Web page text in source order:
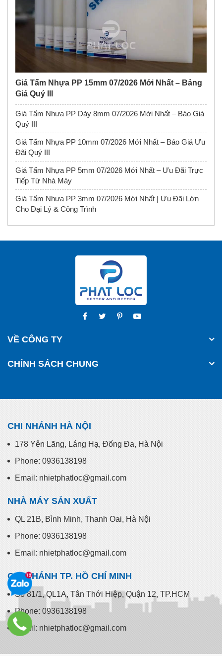
Giá Tấm Nhựa PP 15mm 07/2026 Mới Nhất – Bảng
Giá Quý III
Giá Tấm Nhựa PP Dày 8mm 07/2026 Mới Nhất – Báo Giá
Quý III
Giá Tấm Nhựa PP 10mm 07/2026 Mới Nhất – Báo Giá Ưu
Đãi Quý III
Giá Tấm Nhựa PP 5mm 07/2026 Mới Nhất – Ưu Đãi Trực
Tiếp Từ Nhà Máy
Giá Tấm Nhựa PP 3mm 07/2026 Mới Nhất | Ưu Đãi Lớn
Cho Đại Lý & Công Trình
VỀ CÔNG TY
CHÍNH SÁCH CHUNG
CHI NHÁNH HÀ NỘI
Email: nhietphatloc@gmail.com
NHÀ MÁY SẢN XUẤT
QL 21B, Bình Minh, Thanh Oai, Hà Nội
Phone: 0936138198